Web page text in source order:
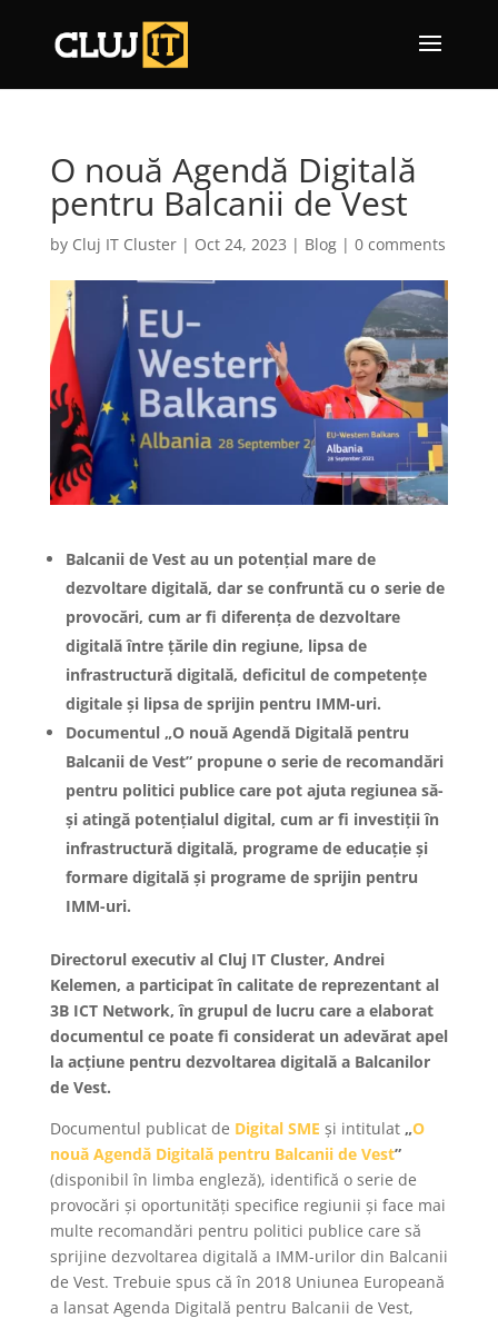
O nouă Agendă Digitală
pentru Balcanii de Vest
by Cluj IT Cluster| Oct 24, 2023 | Blog| 0 comments
Balcanii de Vest au un potențial mare de
dezvoltare digitală, dar se confruntă cu o serie de
provocări, cum ar fi diferența de dezvoltare
digitală între țările din regiune, lipsa de
infrastructură digitală, deficitul de competențe
digitale și lipsa de sprijin pentru IMM-uri.
Documentul „O nouă Agendă Digitală pentru
Balcanii de Vest” propune o serie de recomandări
pentru politici publice care pot ajuta regiunea să-
și atingă potențialul digital, cum ar fi investiții în
infrastructură digitală, programe de educație și
formare digitală și programe de sprijin pentru
IMM-uri.
Directorul executiv al Cluj IT Cluster, Andrei
Kelemen, a participat în calitate de reprezentant al
3B ICT Network, în grupul de lucru care a elaborat
documentul ce poate fi considerat un adevărat apel
la acțiune pentru dezvoltarea digitală a Balcanilor
de Vest.
Documentul publicat de Digital SME și intitulat „O
nouă Agendă Digitală pentru Balcanii de Vest”
(disponibil în limba engleză), identifică o serie de
provocări și oportunități specifice regiunii și face mai
multe recomandări pentru politici publice care să
sprijine dezvoltarea digitală a IMM-urilor din Balcanii
de Vest. Trebuie spus că în 2018 Uniunea Europeană
a lansat Agenda Digitală pentru Balcanii de Vest,